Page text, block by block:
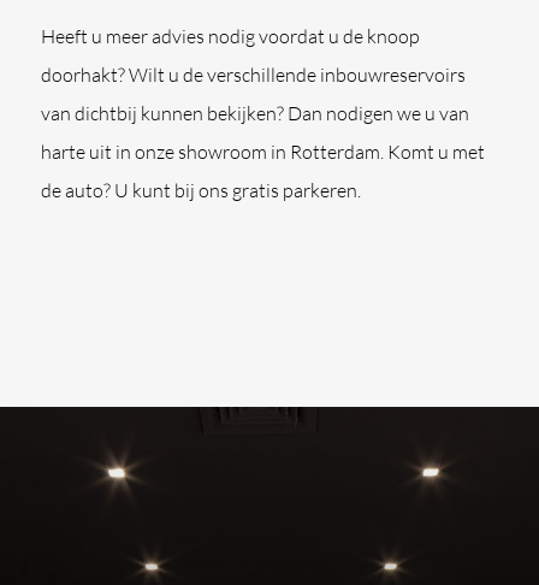
Heeft u meer advies nodig voordat u de knoop
doorhakt? Wilt u de verschillende inbouwreservoirs
van dichtbij kunnen bekijken? Dan nodigen we u van
harte uit in onze showroom in Rotterdam. Komt u met
de auto? U kunt bij ons gratis parkeren.